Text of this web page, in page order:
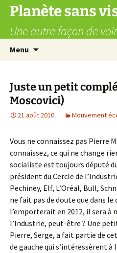
Aller
contenu
Planète sans
Une autre façon de
Menu
Juste un petit
Moscovici)
21 août 2010 Mouvement
Vous ne connaissez pas Pierre
connaissez, ce qui ne change
socialiste est toujours député
président du Cercle de
Pechiney, Elf, L’Oréal, Bull,
ne fait pas de doute que dans le
l’emporterait en 2012, il sera à
l’Industrie, peut-être ? Une
Pierre, Serge, a fait partie de
de gauche qui s’intéressèrent à